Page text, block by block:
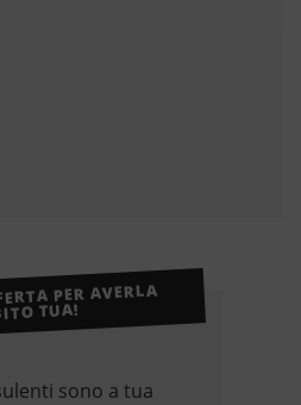
PER AVERLA
TUA!
sono a tua